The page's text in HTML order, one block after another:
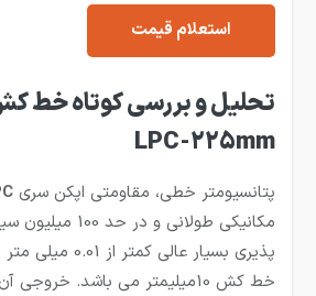
استعلام قیمت
تحلیل و بررسی کوتاه خط
LPC-225mm
پتانسیومتر خطی، مقاومتی اپکن سری
مکانیکی طولانی و
پذیری بسیار عالی